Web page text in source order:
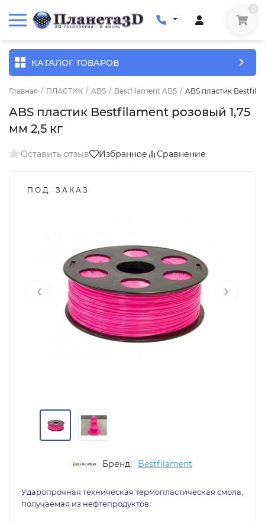
КАТАЛОГ ТОВАРОВ
Главная / ПЛАСТИК / ABS / Bestfilament ABS / ABS пластик
ABS пластик Bestfilament розовый 1,75
мм 2,5 кг
Оставить отзыв Избранное Сравнение
П О Д З А К А З
‹ ›
Бренд: Bestfilament
Ударопрочная техническая термопластическая смола,
получаемая из нефтепродуктов.